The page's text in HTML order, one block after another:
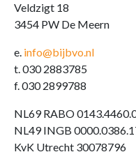
Veldzigt 18
3454 PW De Meern
e. info@bijbvo.nl
t. 030 2883785
f. 030 2899788
NL69 RABO
NL49 INGB
KvK Utrecht 30078796